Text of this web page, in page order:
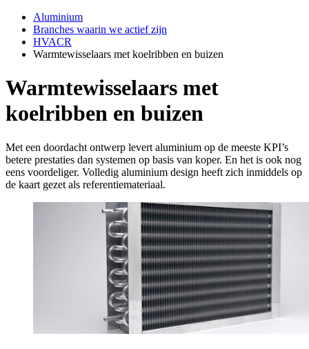
Aluminium
Branches waarin we actief zijn
HVACR
Warmtewisselaars met koelribben en buizen
Warmtewisselaars met
koelribben en buizen
Met een doordacht ontwerp levert aluminium op de meeste KPI’s
betere prestaties dan systemen op basis van koper. En het is ook nog
eens voordeliger. Volledig aluminium design heeft zich inmiddels op
de kaart gezet als referentiemateriaal.